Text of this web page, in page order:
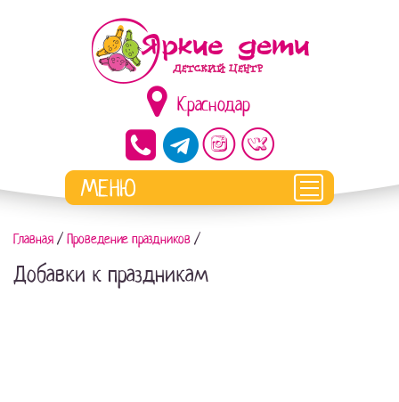
Краснодар
Главная / Проведение праздников /
Добавки к праздникам